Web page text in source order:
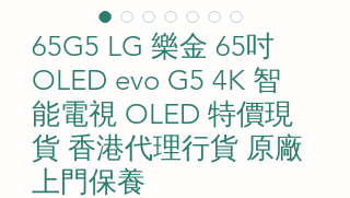
65G5 LG 樂金 65吋
OLED evo G5 4K 智
能電視 OLED 特價現
貨 香港代理行貨 原廠
上門保養